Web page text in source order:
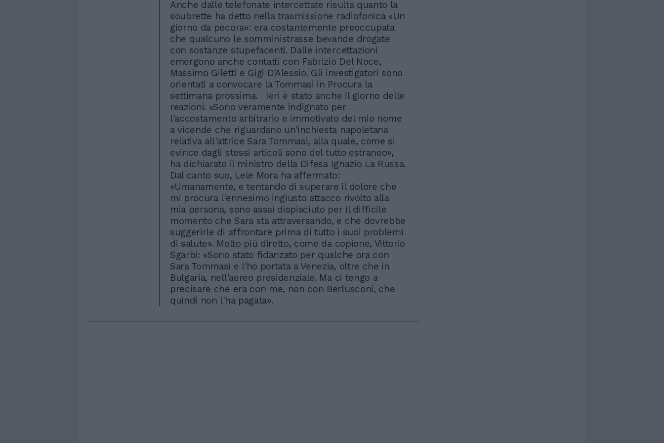
Anche dalle telefonate intercettate risulta quanto la
soubrette ha detto nella trasmissione radiofonica «Un
giorno da pecora»: era costantemente preoccupata
che qualcuno le somministrasse bevande drogate
con sostanze stupefacenti. Dalle intercettazioni
emergono anche contatti con Fabrizio Del Noce,
Massimo Giletti e Gigi D'Alessio. Gli investigatori sono
orientati a convocare la Tommasi in Procura la
settimana prossima. Ieri è stato anche il giorno delle
reazioni. «Sono veramente indignato per
l'accostamento arbitrario e immotivato del mio nome
a vicende che riguardano un'inchiesta napoletana
relativa all'attrice Sara Tommasi, alla quale, come si
evince dagli stessi articoli sono del tutto estraneo»,
ha dichiarato il ministro della Difesa Ignazio La Russa.
Dal canto suo, Lele Mora ha affermato:
«Umanamente, e tentando di superare il dolore che
mi procura l'ennesimo ingiusto attacco rivolto alla
mia persona, sono assai dispiaciuto per il difficile
momento che Sara sta attraversando, e che dovrebbe
suggerirle di affrontare prima di tutto i suoi problemi
di salute». Molto più diretto, come da copione, Vittorio
Sgarbi: «Sono stato fidanzato per qualche ora con
Sara Tommasi e l'ho portata a Venezia, oltre che in
Bulgaria, nell'aereo presidenziale. Ma ci tengo a
precisare che era con me, non con Berlusconi, che
quindi non l'ha pagata».